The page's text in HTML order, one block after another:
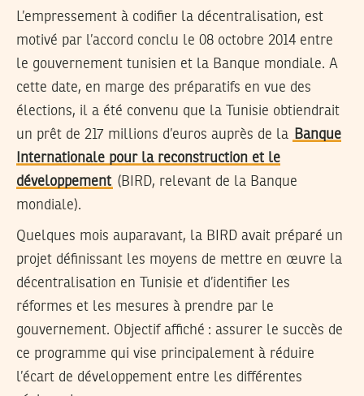
L’empressement à codifier la décentralisation, est
motivé par l’accord conclu le 08 octobre 2014 entre
le gouvernement tunisien et la Banque mondiale. A
cette date, en marge des préparatifs en vue des
élections, il a été convenu que la Tunisie obtiendrait
un prêt de 217 millions d’euros auprès de la Banque
Internationale pour la reconstruction et le
développement (BIRD, relevant de la Banque
mondiale).
Quelques mois auparavant, la BIRD avait préparé un
projet définissant les moyens de mettre en œuvre la
décentralisation en Tunisie et d’identifier les
réformes et les mesures à prendre par le
gouvernement. Objectif affiché : assurer le succès de
ce programme qui vise principalement à réduire
l’écart de développement entre les différentes